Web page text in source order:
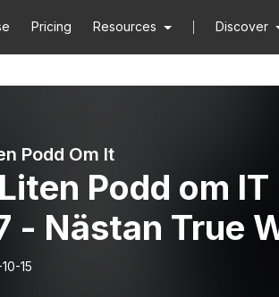
Pricing Resources Discover
Podd Om It
Podd om
- Nästan True
15